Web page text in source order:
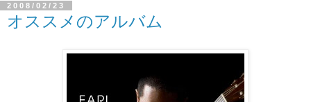
2008/02/23
オススメのアルバム